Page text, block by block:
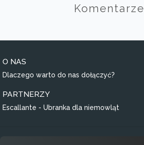
Komentarze
O NAS
Dlaczego warto do nas dołączyć?
PARTNERZY
Escallante - Ubranka dla niemowląt